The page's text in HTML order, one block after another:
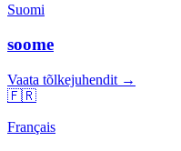
Suomi
soome
Vaata tõlkejuhendit →
🇫🇷
Français